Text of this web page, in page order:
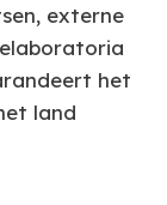
externe
het
land